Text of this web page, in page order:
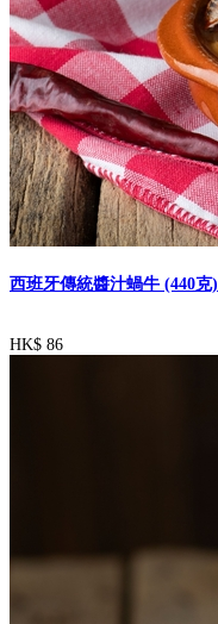
西班牙傳統醬汁蝸牛 (440克)
HK$ 86